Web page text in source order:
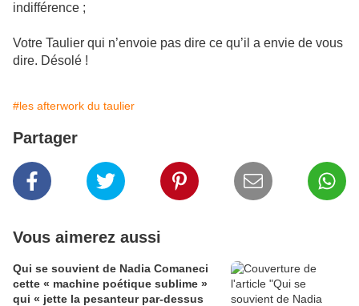
indifférence ;
Votre Taulier qui n’envoie pas dire ce qu’il a envie de vous
dire. Désolé !
#les afterwork du taulier
Partager
Vous aimerez aussi
Qui se souvient de Nadia Comaneci
cette « machine poétique sublime »
qui « jette la pesanteur par-dessus